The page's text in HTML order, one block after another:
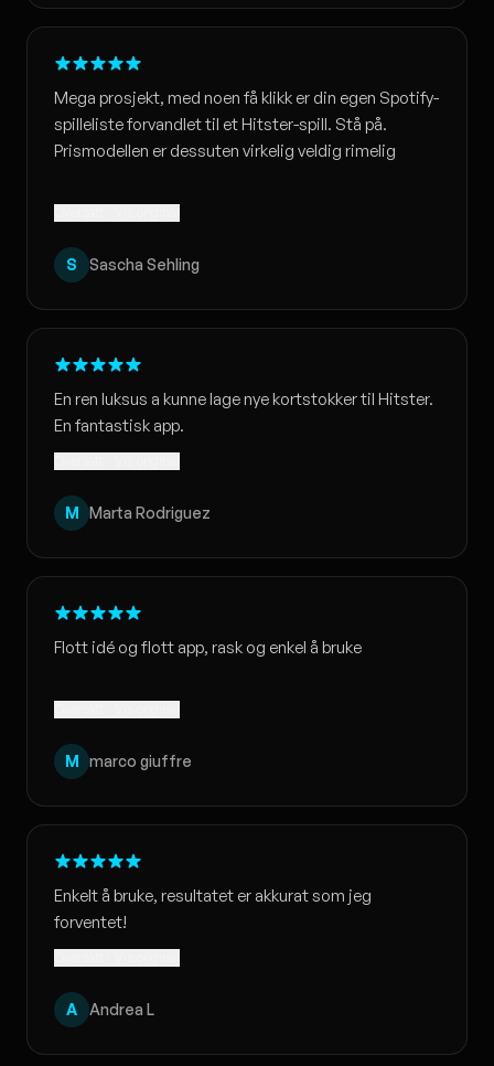
Mega prosjekt, med noen få klikk er din egen Spotify-
spilleliste forvandlet til et Hitster-spill. Stå på.
Prismodellen er dessuten virkelig veldig rimelig
S Sascha Sehling
En ren luksus a kunne lage nye kortstokker til Hitster.
En fantastisk app.
M Marta Rodriguez
Flott idé og flott app, rask og enkel å bruke
M marco giuffre
Enkelt å bruke, resultatet er akkurat som jeg
forventet!
A Andrea L